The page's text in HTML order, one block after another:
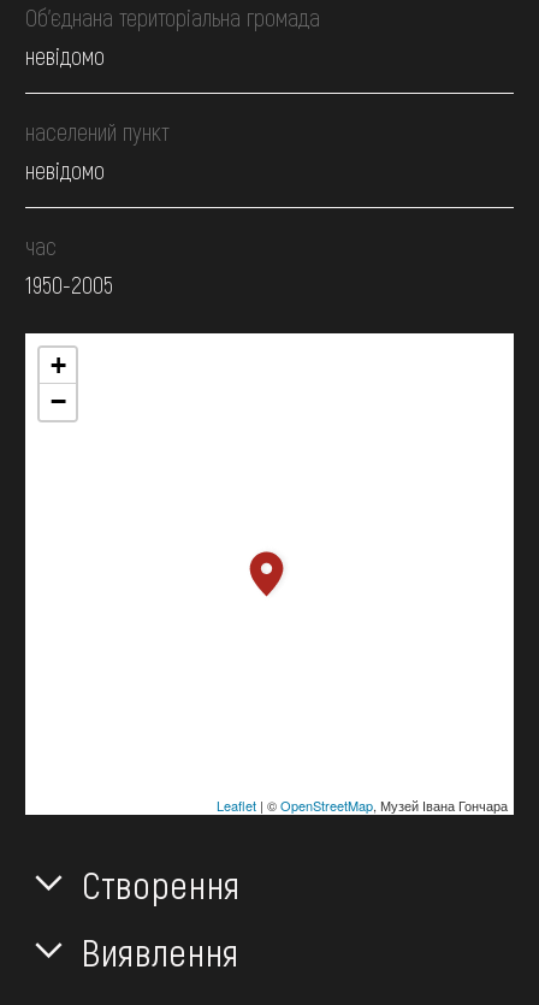
Об’єднана територіальна громада
невідомо
населений пункт
невідомо
час
1950-2005
+
−
Leaflet| ©OpenStreetMap, Музей Івана Гончара
Створення
Виявлення